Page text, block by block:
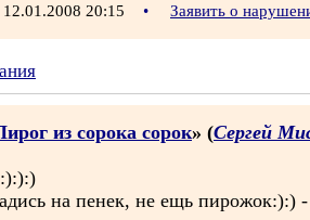
12.01.2008 20:15 • Заявить о
из сорока сорок» (Сергей
на пенек, не ещь пирожок:):) -